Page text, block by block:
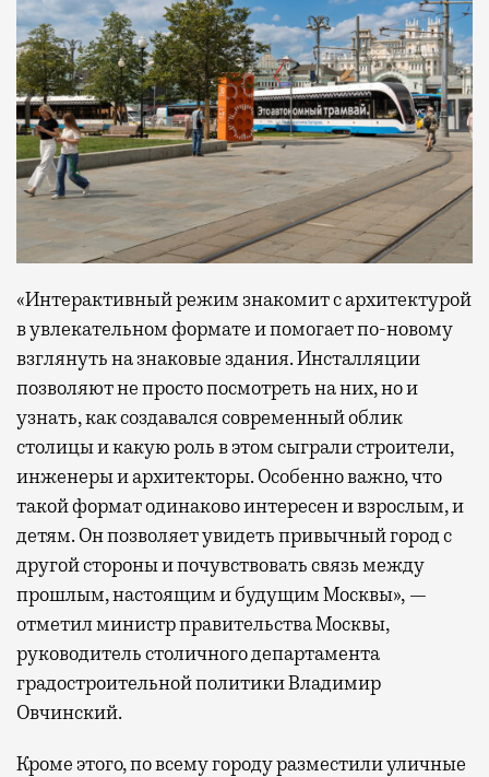
«Интерактивный режим знакомит с архитектурой
в увлекательном формате и помогает по-новому
взглянуть на знаковые здания. Инсталляции
позволяют не просто посмотреть на них, но и
узнать, как создавался современный облик
столицы и какую роль в этом сыграли строители,
инженеры и архитекторы. Особенно важно, что
такой формат одинаково интересен и взрослым, и
детям. Он позволяет увидеть привычный город с
другой стороны и почувствовать связь между
прошлым, настоящим и будущим Москвы», —
отметил министр правительства Москвы,
руководитель столичного департамента
градостроительной политики Владимир
Овчинский.
Кроме этого, по всему городу разместили уличные